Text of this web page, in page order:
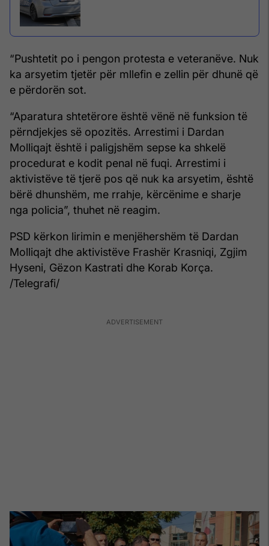
“Pushtetit po i pengon protesta e veteranëve. Nuk
ka arsyetim tjetër për mllefin e zellin për dhunë që
e përdorën sot.
“Aparatura shtetërore është vënë në funksion të
përndjekjes së opozitës. Arrestimi i Dardan
Molliqajt është i paligjshëm sepse ka shkelë
procedurat e kodit penal në fuqi. Arrestimi i
aktivistëve të tjerë pos që nuk ka arsyetim, është
bërë dhunshëm, me rrahje, kërcënime e sharje
nga policia”, thuhet në reagim.
PSD kërkon lirimin e menjëhershëm të Dardan
Molliqajt dhe aktivistëve Frashër Krasniqi, Zgjim
Hyseni, Gëzon Kastrati dhe Korab Korça.
/Telegrafi/